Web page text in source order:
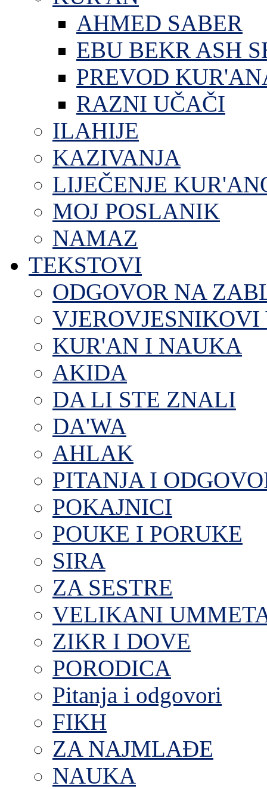
AHMED SABER
EBU BEKR ASH
PREVOD
RAZNI UČAČI
ILAHIJE
KAZIVANJA
LIJEČENJE
MOJ POSLANIK
NAMAZ
TEKSTOVI
ODGOVOR NA
VJEROVJESNIKOVI
KUR'AN I NAUKA
AKIDA
DA LI STE ZNALI
DA'WA
AHLAK
PITANJA I
POKAJNICI
POUKE I PORUKE
SIRA
ZA SESTRE
VELIKANI
ZIKR I DOVE
PORODICA
Pitanja i odgovori
FIKH
ZA NAJMLAĐE
NAUKA